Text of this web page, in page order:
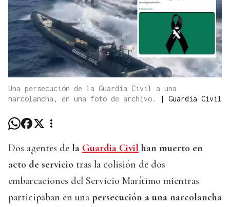
Una persecución de la Guardia Civil a una
narcolancha, en una foto de archivo.
| Guardia Civil
Dos agentes de la Guardia Civil han muerto en
acto de servicio tras la colisión de dos
embarcaciones del Servicio Marítimo mientras
participaban en una persecución a una narcolancha